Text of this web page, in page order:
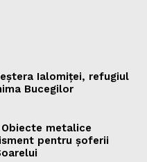
Ialomiței, refugiul
Bucegilor
metalice
pentru șoferii